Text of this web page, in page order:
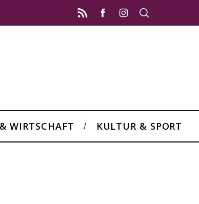
WIRTSCHAFT KULTUR & SPORT